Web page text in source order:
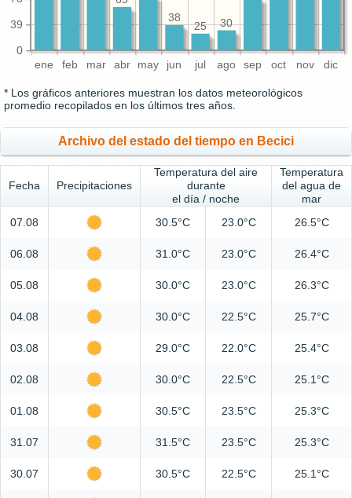
ene feb mar abr may jun jul ago sep oct nov dic
0
39 30
25
38
* Los gráficos anteriores muestran los datos meteorológicos
promedio recopilados en los últimos tres años.
Archivo del estado del tiempo en Becici
Fecha Precipitaciones
Temperatura del aire
durante
el día / noche
Temperatura
del agua de
mar
07.08
30.5°C 23.0°C 26.5°C
06.08 31.0°C 23.0°C 26.4°C
05.08 30.0°C 23.0°C 26.3°C
04.08 30.0°C 22.5°C 25.7°C
03.08 29.0°C 22.0°C 25.4°C
02.08 30.0°C 22.5°C 25.1°C
01.08 30.5°C 23.5°C 25.3°C
31.07 31.5°C 23.5°C 25.3°C
30.07 30.5°C 22.5°C 25.1°C